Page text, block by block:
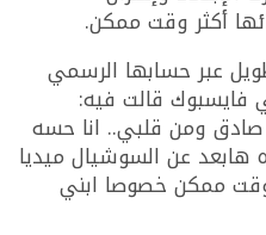
أكثر وقت ممكن.
عبر حسابها الرسمي
فايسبوك قالت فيه:
ومن قلبي.. انا حسه
عن السوشيال ميديا
ممكن خصوصا ابني